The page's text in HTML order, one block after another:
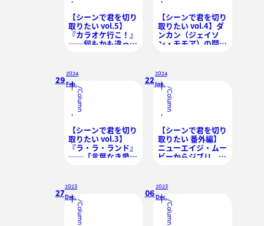
【シーンで君を切り
取りたい vol.5】
『カラオケ行こ！』
──何もかも違って
【シーンで君を切り
取りたい vol.4】ダ
ンカン（ジェイソ
ン・モモア）の闘志
星』Part.2公開記
念〉
29
2024
Feb./
Column
【シーンで君を切り
取りたい vol.3】
『ラ・ラ・ランド』
──「言葉なき愛」
22
2024
Jan./
Column
【シーンで君を切り
取りたい 番外編】
ニューエイジ・ムー
ビーからジブリ、ラ
する映画たち
27
2023
Dec./
Column
06
2023
Dec./
Column